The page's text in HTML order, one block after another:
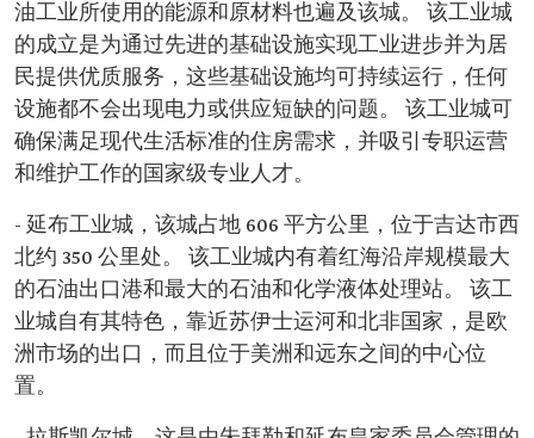
油工业所使用的能源和原材料也遍及该城。 该工业城
的成立是为通过先进的基础设施实现工业进步并为居
民提供优质服务，这些基础设施均可持续运行，任何
设施都不会出现电力或供应短缺的问题。 该工业城可
确保满足现代生活标准的住房需求，并吸引专职运营
和维护工作的国家级专业人才。
- 延布工业城，该城占地 606 平方公里，位于吉达市西
北约 350 公里处。 该工业城内有着红海沿岸规模最大
的石油出口港和最大的石油和化学液体处理站。 该工
业城自有其特色，靠近苏伊士运河和北非国家，是欧
洲市场的出口，而且位于美洲和远东之间的中心位
置。